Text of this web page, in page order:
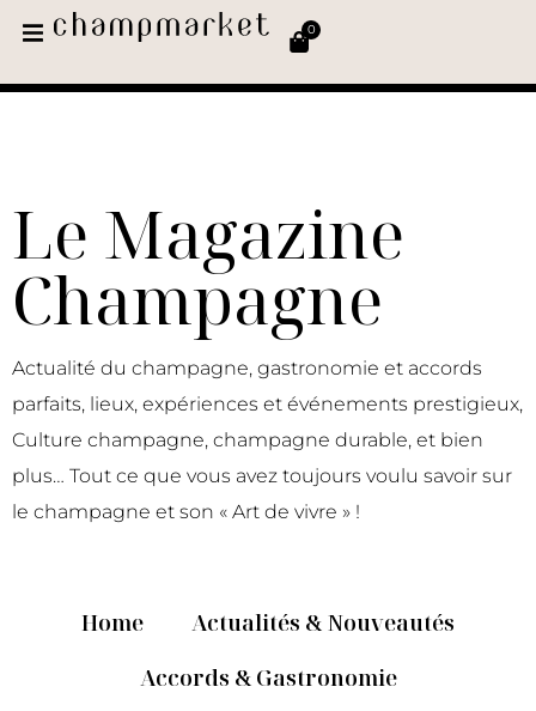
0
Le Magazine
Champagne
Actualité du champagne, gastronomie et accords
parfaits, lieux, expériences et événements prestigieux,
Culture champagne, champagne durable, et bien
plus… Tout ce que vous avez toujours voulu savoir sur
le champagne et son « Art de vivre » !
Home
Actualités & Nouveautés
Accords & Gastronomie